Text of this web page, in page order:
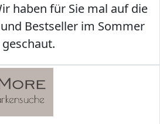
haben für Sie mal auf die
Bestseller im Sommer
geschaut.